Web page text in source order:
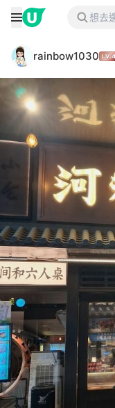
rainbow1030